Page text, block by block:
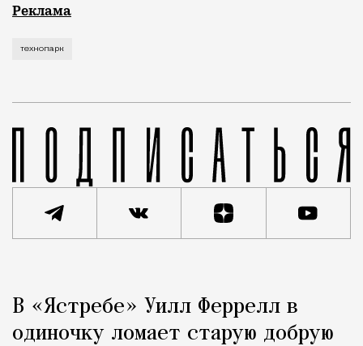
Рекламные кампании техники редко выходят за
Реклама
технопарк
Город
В «Ястребе» Уилл Феррелл в
одиночку ломает старую добрую